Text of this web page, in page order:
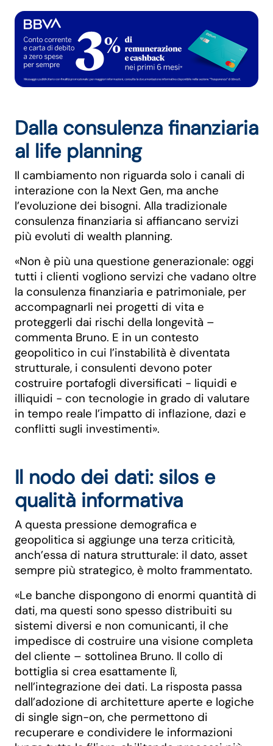
Dalla consulenza finanziaria
al life planning
Il cambiamento non riguarda solo i canali di
interazione con la Next Gen, ma anche
l’evoluzione dei bisogni. Alla tradizionale
consulenza finanziaria si affiancano servizi
più evoluti di wealth planning.
«Non è più una questione generazionale: oggi
tutti i clienti vogliono servizi che vadano oltre
la consulenza finanziaria e patrimoniale, per
accompagnarli nei progetti di vita e
proteggerli dai rischi della longevità –
commenta Bruno. E in un contesto
geopolitico in cui l’instabilità è diventata
strutturale, i consulenti devono poter
costruire portafogli diversificati - liquidi e
illiquidi - con tecnologie in grado di valutare
in tempo reale l’impatto di inflazione, dazi e
conflitti sugli investimenti».
Il nodo dei dati: silos e
qualità informativa
A questa pressione demografica e
geopolitica si aggiunge una terza criticità,
anch’essa di natura strutturale: il dato, asset
sempre più strategico, è molto frammentato.
«Le banche dispongono di enormi quantità di
dati, ma questi sono spesso distribuiti su
sistemi diversi e non comunicanti, il che
impedisce di costruire una visione completa
del cliente – sottolinea Bruno. Il collo di
bottiglia si crea esattamente lì,
nell’integrazione dei dati. La risposta passa
dall’adozione di architetture aperte e logiche
di single sign-on, che permettono di
recuperare e condividere le informazioni